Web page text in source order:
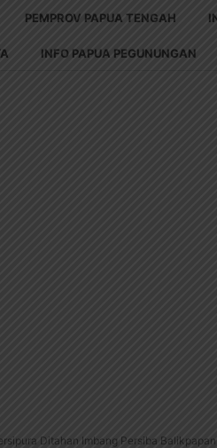
PEMPROV PAPUA TENGAH
INFO PAPUA PEGUNUNGAN
Ditahan Imbang Persiba